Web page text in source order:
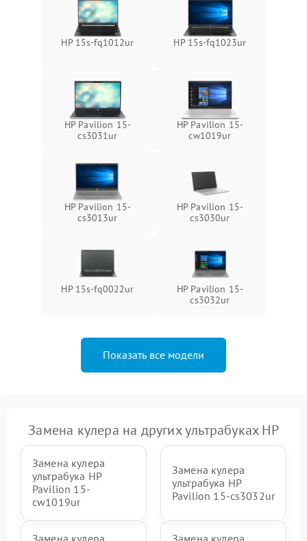
HP 15s-fq1012ur HP 15s-fq1023ur
HP Pavilion 15-
cs3031ur
HP Pavilion 15-
cw1019ur
HP Pavilion 15-
cs3013ur
HP Pavilion 15-
cs3030ur
HP 15s-fq0022ur
HP Pavilion 15-
cs3032ur
Показать все модели
Замена кулера на других ультрабуках HP
Замена кулера
ультрабука HP
Pavilion 15-
cw1019ur
Замена кулера
ультрабука HP
Pavilion 15-cs3032ur
Замена кулера
Замена кулера